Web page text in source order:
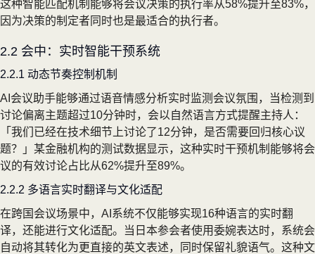
这种智能匹配机制能够将会议决策的执行率从58%提升至83%，
因为决策的制定者同时也是最适合的执行者。
2.2 会中：实时智能干预系统
2.2.1 动态节奏控制机制
AI会议助手能够通过语音情感分析实时监测会议氛围，当检测到
讨论偏离主题超过10分钟时，会以自然语言方式提醒主持人：
「我们已经在技术细节上讨论了12分钟，是否需要回归核心议
题？」某金融机构的测试数据显示，这种实时干预机制能够将会
议的有效讨论占比从62%提升至89%。
2.2.2 多语言实时翻译与文化适配
在跨国会议场景中，AI系统不仅能够实现16种语言的实时翻
译，还能进行文化适配。当日本参会者使用委婉表达时，系统会
自动将其转化为更直接的英文表述，同时保留礼貌语气。这种文